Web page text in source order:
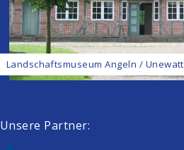
Landschaftsmuseum Angeln / Unewatt
Unsere Partner: